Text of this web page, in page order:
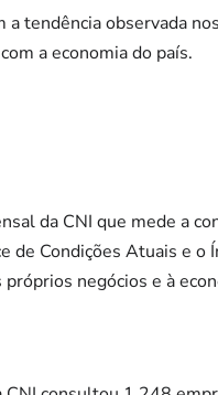
a tendência observada
a economia do país.
da CNI que mede a
de Condições Atuais e
negócios e à